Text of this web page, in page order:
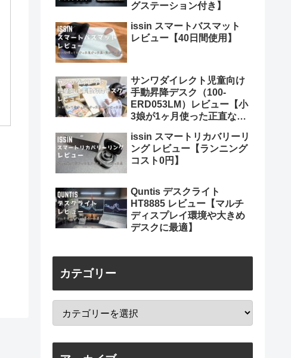
グステーション付き】
issin スマートバスマット
レビュー【40日間使用】
サンワダイレクト児童向け
手動昇降デスク（100-
ERD053LM）レビュー【小
3娘が1ヶ月使った正直な感
issin スマートリカバリーリ
ング レビュー【ランニング
コスト0円】
Quntis デスクライト
HT8885 レビュー【マルチ
ディスプレイ環境や大きめ
デスクに最適】
カテゴリー